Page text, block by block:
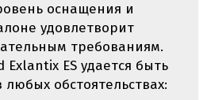
оснащения и
удовлетворит
требованиям.
Exlantix ES удается быть
обстоятельствах: